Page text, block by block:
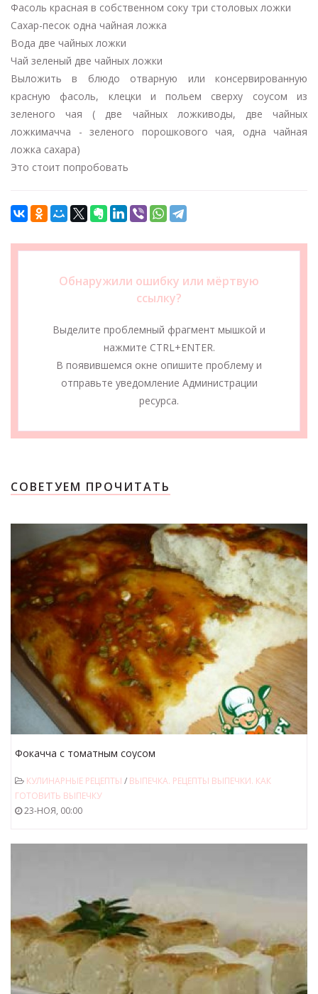
Фасоль красная в собственном соку три столовых ложки
Сахар-песок одна чайная ложка
Вода две чайных ложки
Чай зеленый две чайных ложки
Выложить в блюдо отварную или консервированную
красную фасоль, клецки и польем сверху соусом из
зеленого чая ( две чайных ложкиводы, две чайных
ложкимачча - зеленого порошкового чая, одна чайная
ложка сахара)
Это стоит попробовать
Обнаружили ошибку или мёртвую
ссылку?
Выделите проблемный фрагмент мышкой и
нажмите CTRL+ENTER.
В появившемся окне опишите проблему и
отправьте уведомление Администрации
ресурса.
СОВЕТУЕМ ПРОЧИТАТЬ
Фокачча с томатным соусом
КУЛИНАРНЫЕ РЕЦЕПТЫ / ВЫПЕЧКА. РЕЦЕПТЫ ВЫПЕЧКИ. КАК
ГОТОВИТЬ ВЫПЕЧКУ
23-НОЯ, 00:00